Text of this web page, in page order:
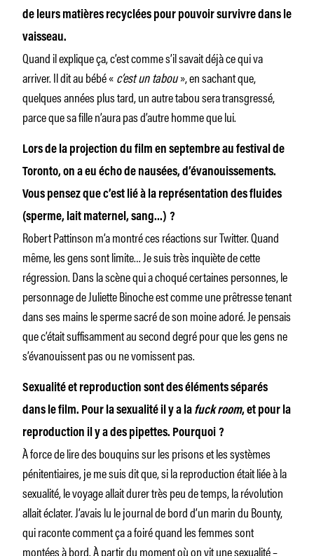
de leurs matières recyclées pour pouvoir survivre dans le
vaisseau.
Quand il explique ça, c’est comme s’il savait déjà ce qui va
arriver. Il dit au bébé «c’est un tabou», en sachant que,
quelques années plus tard, un autre tabou sera transgressé,
parce que sa fille n’aura pas d’autre homme que lui.
Lors de la projection du film en septembre au festival de
Toronto, on a eu écho de nausées, d’évanouissements.
Vous pensez que c’est lié à la représentation des fluides
(sperme, lait maternel, sang…) ?
Robert Pattinson m’a montré ces réactions sur Twitter. Quand
même, les gens sont limite… Je suis très inquiète de cette
régression. Dans la scène qui a choqué certaines personnes, le
personnage de Juliette Binoche est comme une prêtresse tenant
dans ses mains le sperme sacré de son moine adoré. Je pensais
que c’était suffisamment au second degré pour que les gens ne
s’évanouissent pas ou ne vomissent pas.
Sexualité et reproduction sont des éléments séparés
dans le film. Pour la sexualité il y a la fuck room, et pour la
reproduction il y a des pipettes. Pourquoi ?
À force de lire des bouquins sur les prisons et les systèmes
pénitentiaires, je me suis dit que, si la reproduction était liée à la
sexualité, le voyage allait durer très peu de temps, la révolution
allait éclater. J’avais lu le journal de bord d’un marin du Bounty,
qui raconte comment ça a foiré quand les femmes sont
montées à bord. À partir du moment où on vit une sexualité –